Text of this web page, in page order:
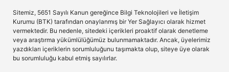
Sitemiz, 5651 Sayılı Kanun gereğince Bilgi Teknolojileri ve İletişim
Kurumu (BTK) tarafından onaylanmış bir Yer Sağlayıcı olarak hizmet
vermektedir. Bu nedenle, sitedeki içerikleri proaktif olarak denetleme
veya araştırma yükümlülüğümüz bulunmamaktadır. Ancak, üyelerimiz
yazdıkları içeriklerin sorumluluğunu taşımakta olup, siteye üye olarak
bu sorumluluğu kabul etmiş sayılırlar.